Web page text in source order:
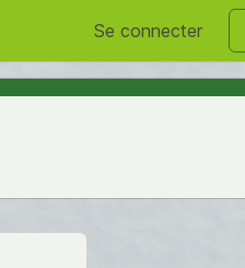
Se connecter